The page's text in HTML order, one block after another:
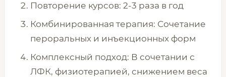
Повторение курсов: 2-3 раза в год
Комбинированная терапия: Сочетание
пероральных и инъекционных форм
Комплексный подход: В сочетании с
ЛФК, физиотерапией, снижением веса